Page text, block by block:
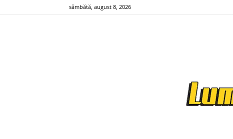
sâmbătă, august 8, 2026